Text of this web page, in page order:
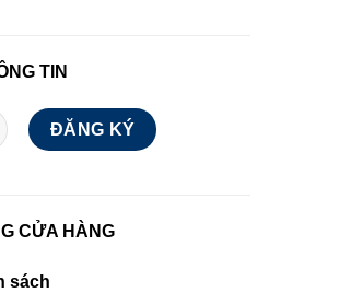
TIN
CỬA HÀNG
sách